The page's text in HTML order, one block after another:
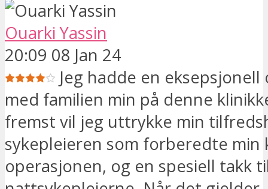
Ouarki Yassin
20:09 08 Jan 24
Jeg hadde en
med familien min på denne
fremst vil jeg uttrykke min
sykepleieren som forberedte min
operasjonen, og en spesiell takk